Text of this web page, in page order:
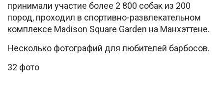
принимали участие более 2 800 собак из 200
пород, проходил в спортивно-развлекательном
комплексе Madison Square Garden на Манхэттене.
Несколько фотографий для любителей барбосов.
32 фото